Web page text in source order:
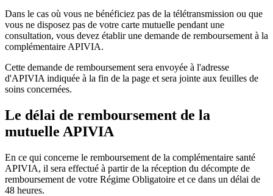
Dans le cas où vous ne bénéficiez pas de la télétransmission ou que
vous ne disposez pas de votre carte mutuelle pendant une
consultation, vous devez établir une demande de remboursement à la
complémentaire APIVIA.
Cette demande de remboursement sera envoyée à l'adresse
d'APIVIA indiquée à la fin de la page et sera jointe aux feuilles de
soins concernées.
Le délai de remboursement de la
mutuelle APIVIA
En ce qui concerne le remboursement de la complémentaire santé
APIVIA, il sera effectué à partir de la réception du décompte de
remboursement de votre Régime Obligatoire et ce dans un délai de
48 heures.